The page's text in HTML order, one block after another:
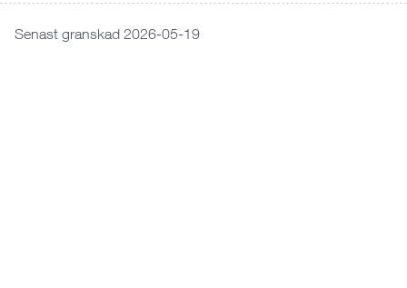
Senast granskad 2026-05-19